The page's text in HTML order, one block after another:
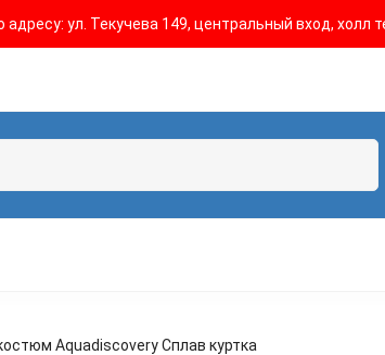
ул. Текучева 149, центральный вход, холл
Aquadiscovery Сплав куртка